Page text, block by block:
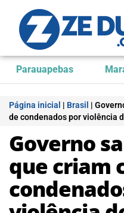
Parauapebas
Página inicial | Brasil |
de condenados por violência
Governo
que criam